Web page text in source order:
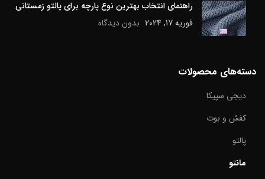
راهنمای انتخاب بهترین نوع پارچه برای پالتو زمستانی
فوریه 17, 2024
بدون دیدگاه
دسته‌های محصولات
دیجی سپیکا
کفش و بوت
پالتو
مانتو